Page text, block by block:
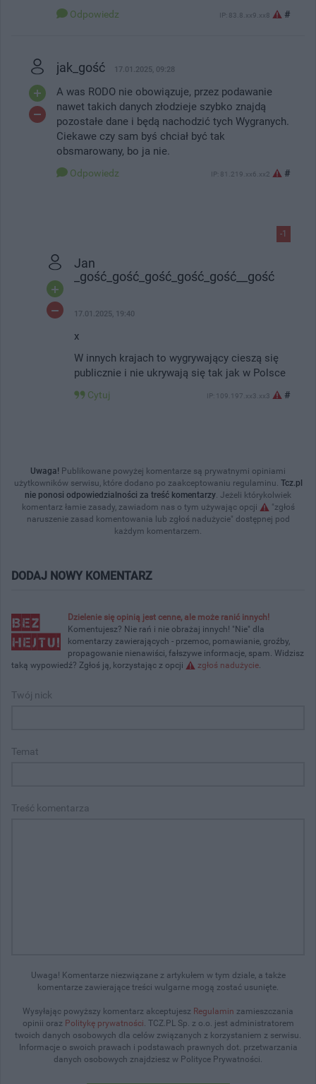
Odpowiedz IP: 83.8.xx9.xx8 #
jak_gość 17.01.2025, 09:28
A was RODO nie obowiązuje, przez podawanie
nawet takich danych złodzieje szybko znajdą
pozostałe dane i będą nachodzić tych Wygranych.
Ciekawe czy sam byś chciał być tak
obsmarowany, bo ja nie.
Odpowiedz IP: 81.219.xx6.xx2 #
-1
Jan
_gość_gość_gość_gość_gość__gość
17.01.2025, 19:40
x
W innych krajach to wygrywający cieszą się
publicznie i nie ukrywają się tak jak w Polsce
Cytuj IP: 109.197.xx3.xx3 #
Uwaga! Publikowane powyżej komentarze są prywatnymi opiniami
użytkowników serwisu, które dodano po zaakceptowaniu regulaminu. Tcz.pl
nie ponosi odpowiedzialności za treść komentarzy. Jeżeli którykolwiek
komentarz łamie zasady, zawiadom nas o tym używając opcji
"zgłoś
naruszenie zasad komentowania lub zgłoś nadużycie" dostępnej pod
każdym komentarzem.
DODAJ NOWY KOMENTARZ
Dzielenie się opinią jest cenne, ale może ranić innych!
Komentujesz? Nie rań i nie obrażaj innych! "Nie" dla
komentarzy zawierających - przemoc, pomawianie, groźby,
propagowanie nienawiści, fałszywe informacje, spam. Widzisz
taką wypowiedź? Zgłoś ją, korzystając z opcji
zgłoś nadużycie.
Twój nick
Temat
Treść komentarza
Uwaga! Komentarze niezwiązane z artykułem w tym dziale, a także
komentarze zawierające treści wulgarne mogą zostać usunięte.
Wysyłając powyższy komentarz akceptujesz Regulamin zamieszczania
opinii oraz Politykę prywatności. TCZ.PL Sp. z o.o. jest administratorem
twoich danych osobowych dla celów związanych z korzystaniem z serwisu.
Informacje o swoich prawach i podstawach prawnych dot. przetwarzania
danych osobowych znajdziesz w Polityce Prywatności.